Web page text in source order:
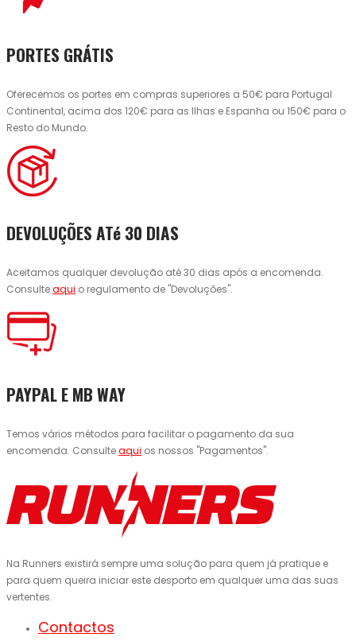
PORTES GRÁTIS
Oferecemos os portes em compras superiores a 50€ para Portugal
Continental, acima dos 120€ para as Ilhas e Espanha ou 150€ para o
Resto do Mundo.
DEVOLUÇÕES ATé 30 DIAS
Aceitamos qualquer devolução até 30 dias após a encomenda.
Consulteaqui o regulamento de "Devoluções".
PAYPAL E MB WAY
Temos vários métodos para facilitar o pagamento da sua
encomenda. Consulteaqui os nossos "Pagamentos".
Na Runners existirá sempre uma solução para quem já pratique e
para quem queira iniciar este desporto em qualquer uma das suas
vertentes.
Contactos